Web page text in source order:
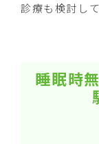
診療も検討し
睡眠時